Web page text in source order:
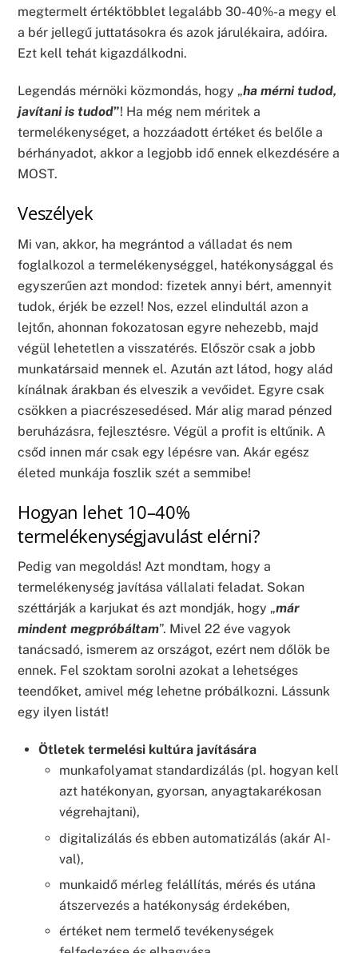
megtermelt értéktöbblet legalább 30-40%-a megy el
a bér jellegű juttatásokra és azok járulékaira, adóira.
Ezt kell tehát kigazdálkodni.
Legendás mérnöki közmondás, hogy „ha mérni tudod,
javítani is tudod”! Ha még nem méritek a
termelékenységet, a hozzáadott értéket és belőle a
bérhányadot, akkor a legjobb idő ennek elkezdésére a
MOST.
Veszélyek
Mi van, akkor, ha megrántod a válladat és nem
foglalkozol a termelékenységgel, hatékonysággal és
egyszerűen azt mondod: fizetek annyi bért, amennyit
tudok, érjék be ezzel! Nos, ezzel elindultál azon a
lejtőn, ahonnan fokozatosan egyre nehezebb, majd
végül lehetetlen a visszatérés. Először csak a jobb
munkatársaid mennek el. Azután azt látod, hogy alád
kínálnak árakban és elveszik a vevőidet. Egyre csak
csökken a piacrészesedésed. Már alig marad pénzed
beruházásra, fejlesztésre. Végül a profit is eltűnik. A
csőd innen már csak egy lépésre van. Akár egész
életed munkája foszlik szét a semmibe!
Hogyan lehet 10–40%
termelékenységjavulást elérni?
Pedig van megoldás! Azt mondtam, hogy a
termelékenység javítása vállalati feladat. Sokan
széttárják a karjukat és azt mondják, hogy „már
mindent megpróbáltam”. Mivel 22 éve vagyok
tanácsadó, ismerem az országot, ezért nem dőlök be
ennek. Fel szoktam sorolni azokat a lehetséges
teendőket, amivel még lehetne próbálkozni. Lássunk
egy ilyen listát!
Ötletek termelési kultúra javítására
munkafolyamat standardizálás (pl. hogyan kell
azt hatékonyan, gyorsan, anyagtakarékosan
végrehajtani),
digitalizálás és ebben automatizálás (akár AI-
val),
munkaidő mérleg felállítás, mérés és utána
átszervezés a hatékonyság érdekében,
értéket nem termelő tevékenységek